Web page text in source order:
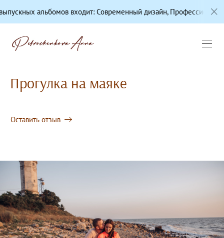
входит: Современный дизайн, Профессиональная
Прогулка на маяке
Оставить отзыв